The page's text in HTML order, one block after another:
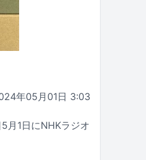
年05月01日 3:03
月1日にNHKラジオ